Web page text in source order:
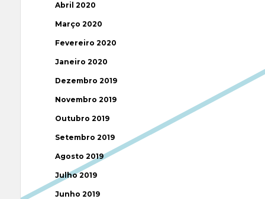
Abril 2020
Março 2020
Fevereiro 2020
Janeiro 2020
Dezembro 2019
Novembro 2019
Outubro 2019
Setembro 2019
Agosto 2019
Julho 2019
Junho 2019